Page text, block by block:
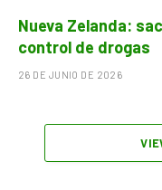
Nueva Zelanda:
control de drogas
26 DE JUNIO DE 2026